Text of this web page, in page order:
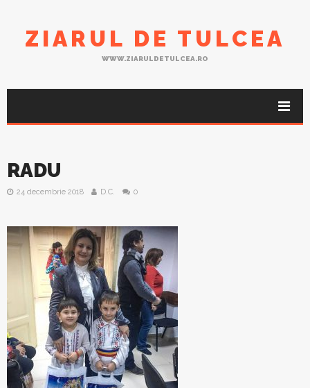
ZIARUL DE TULCEA
WWW.ZIARULDETULCEA.RO
RADU
24 decembrie 2018 D.C. 0